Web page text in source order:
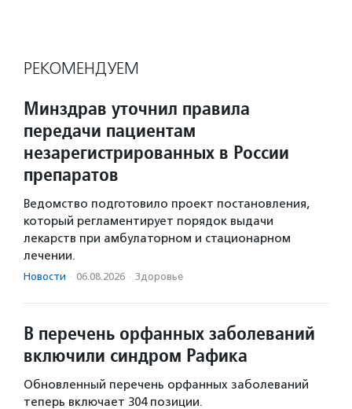
РЕКОМЕНДУЕМ
Минздрав уточнил правила
передачи пациентам
незарегистрированных в России
препаратов
Ведомство подготовило проект постановления,
который регламентирует порядок выдачи
лекарств при амбулаторном и стационарном
лечении.
Новости · 06.08.2026 · Здоровье
В перечень орфанных заболеваний
включили синдром Рафика
Обновленный перечень орфанных заболеваний
теперь включает 304 позиции.